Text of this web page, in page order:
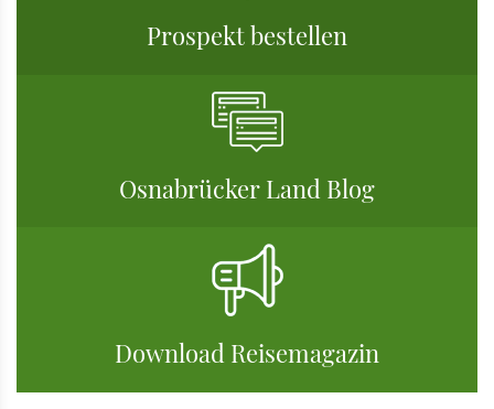
Prospekt bestellen
Osnabrücker Land Blog
Download Reisemagazin